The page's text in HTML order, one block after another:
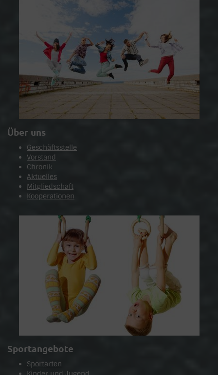
Über uns
Geschäftsstelle
Vorstand
Chronik
Aktuelles
Mitgliedschaft
Kooperationen
Sportangebote
Sportarten